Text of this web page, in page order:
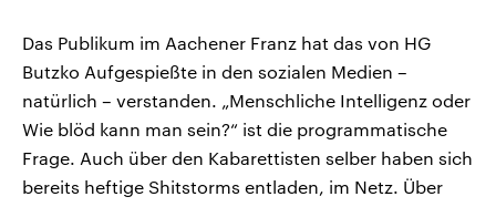
Das Publikum im Aachener Franz hat das von HG
Butzko Aufgespießte in den sozialen Medien –
natürlich – verstanden. „Menschliche Intelligenz oder
Wie blöd kann man sein?“ ist die programmatische
Frage. Auch über den Kabarettisten selber haben sich
bereits heftige Shitstorms entladen, im Netz. Über